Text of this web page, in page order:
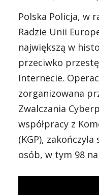
Polska Policja, w
Radzie Unii
największą w
przeciwko
Internecie.
zorganizowana
Zwalczania
współpracy z
(KGP),
osób, w tym 98